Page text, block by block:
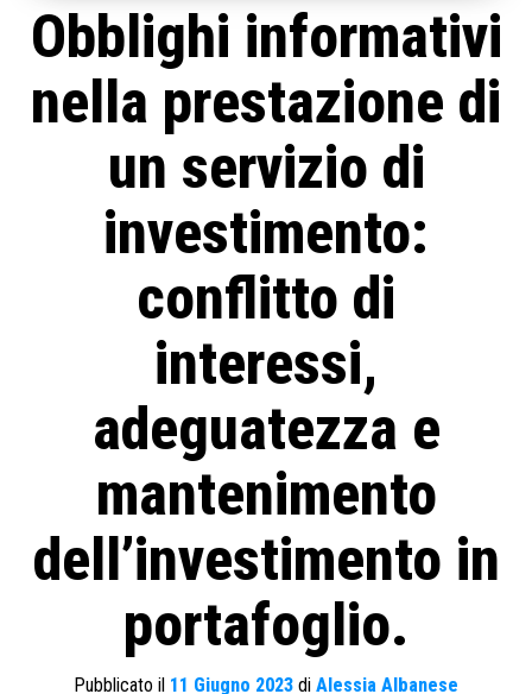
Obblighi informativi
nella prestazione di
un servizio di
investimento:
conflitto di
interessi,
adeguatezza e
mantenimento
dell’investimento in
portafoglio.
Pubblicato il 11 Giugno 2023 di Alessia Albanese